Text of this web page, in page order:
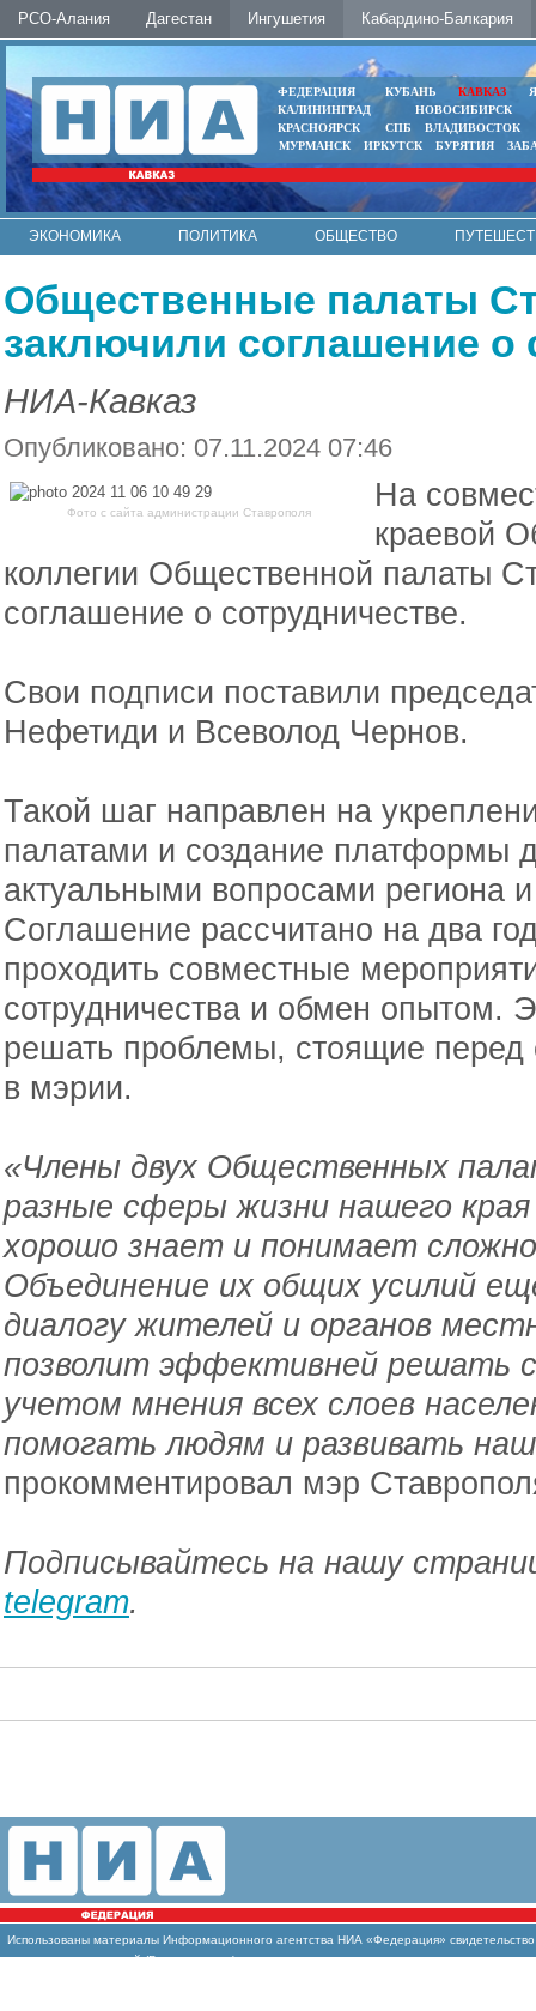
РСО-Алания Дагестан Ингушетия Кабардино-Балкария
ФЕДЕРАЦИЯ КУБАНЬ КАВКАЗ
КАЛИНИНГРАД
НОВОСИБИРСК
КРАСНОЯРСК
СПБ
ВЛАДИВОСТОК
МУРМАНСК
ИРКУТСК БУРЯТИЯ
ЭКОНОМИКА ПОЛИТИКА ОБЩЕСТВО
Общественные палаты
заключили соглашение о
НИА-Кавказ
Опубликовано: 07.11.2024 07:46
Фото с сайта администрации Ставрополя
На
краевой
коллегии Общественной палаты
соглашение о сотрудничестве.
Свои подписи поставили
Нефетиди и Всеволод Чернов.
Такой шаг направлен на
палатами и создание платформы
актуальными вопросами региона
Соглашение рассчитано на два
проходить совместные
сотрудничества и обмен опытом.
решать проблемы, стоящие перед
в мэрии.
«Члены двух Общественных
разные сферы жизни нашего
хорошо знает и понимает
Объединение их общих усилий
диалогу жителей и органов
позволит эффективней решать
учетом мнения всех слоев
помогать людям и развивать
прокомментировал мэр
Подписывайтесь на нашу
telegram.
Использованы материалы Информационного агентства НИА «Федерация»
массовых коммуникаций (Роскомнадзор)